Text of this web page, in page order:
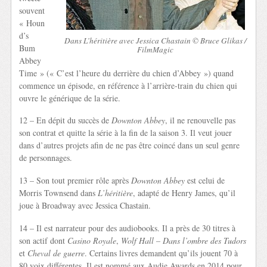
Dans L’héritière avec Jessica Chastain © Bruce Glikas /
FilmMagic
souvent
« Houn
d’s
Bum
Abbey
Time » (« C’est l’heure du derrière du chien d’Abbey ») quand
commence un épisode, en référence à l’arrière-train du chien qui
ouvre le générique de la série.
12 – En dépit du succès deDownton Abbey, il ne renouvelle pas
son contrat et quitte la série à la fin de la saison 3. Il veut jouer
dans d’autres projets afin de ne pas être coincé dans un seul genre
de personnages.
13 – Son tout premier rôle aprèsDownton Abbey est celui de
Morris Townsend dansL’héritière, adapté de Henry James, qu’il
joue à Broadway avec Jessica Chastain.
14 – Il est narrateur pour des audiobooks. Il a près de 30 titres à
son actif dont Casino Royale, Wolf Hall – Dans l’ombre des Tudors
et Cheval de guerre. Certains livres demandent qu’ils jouent 70 à